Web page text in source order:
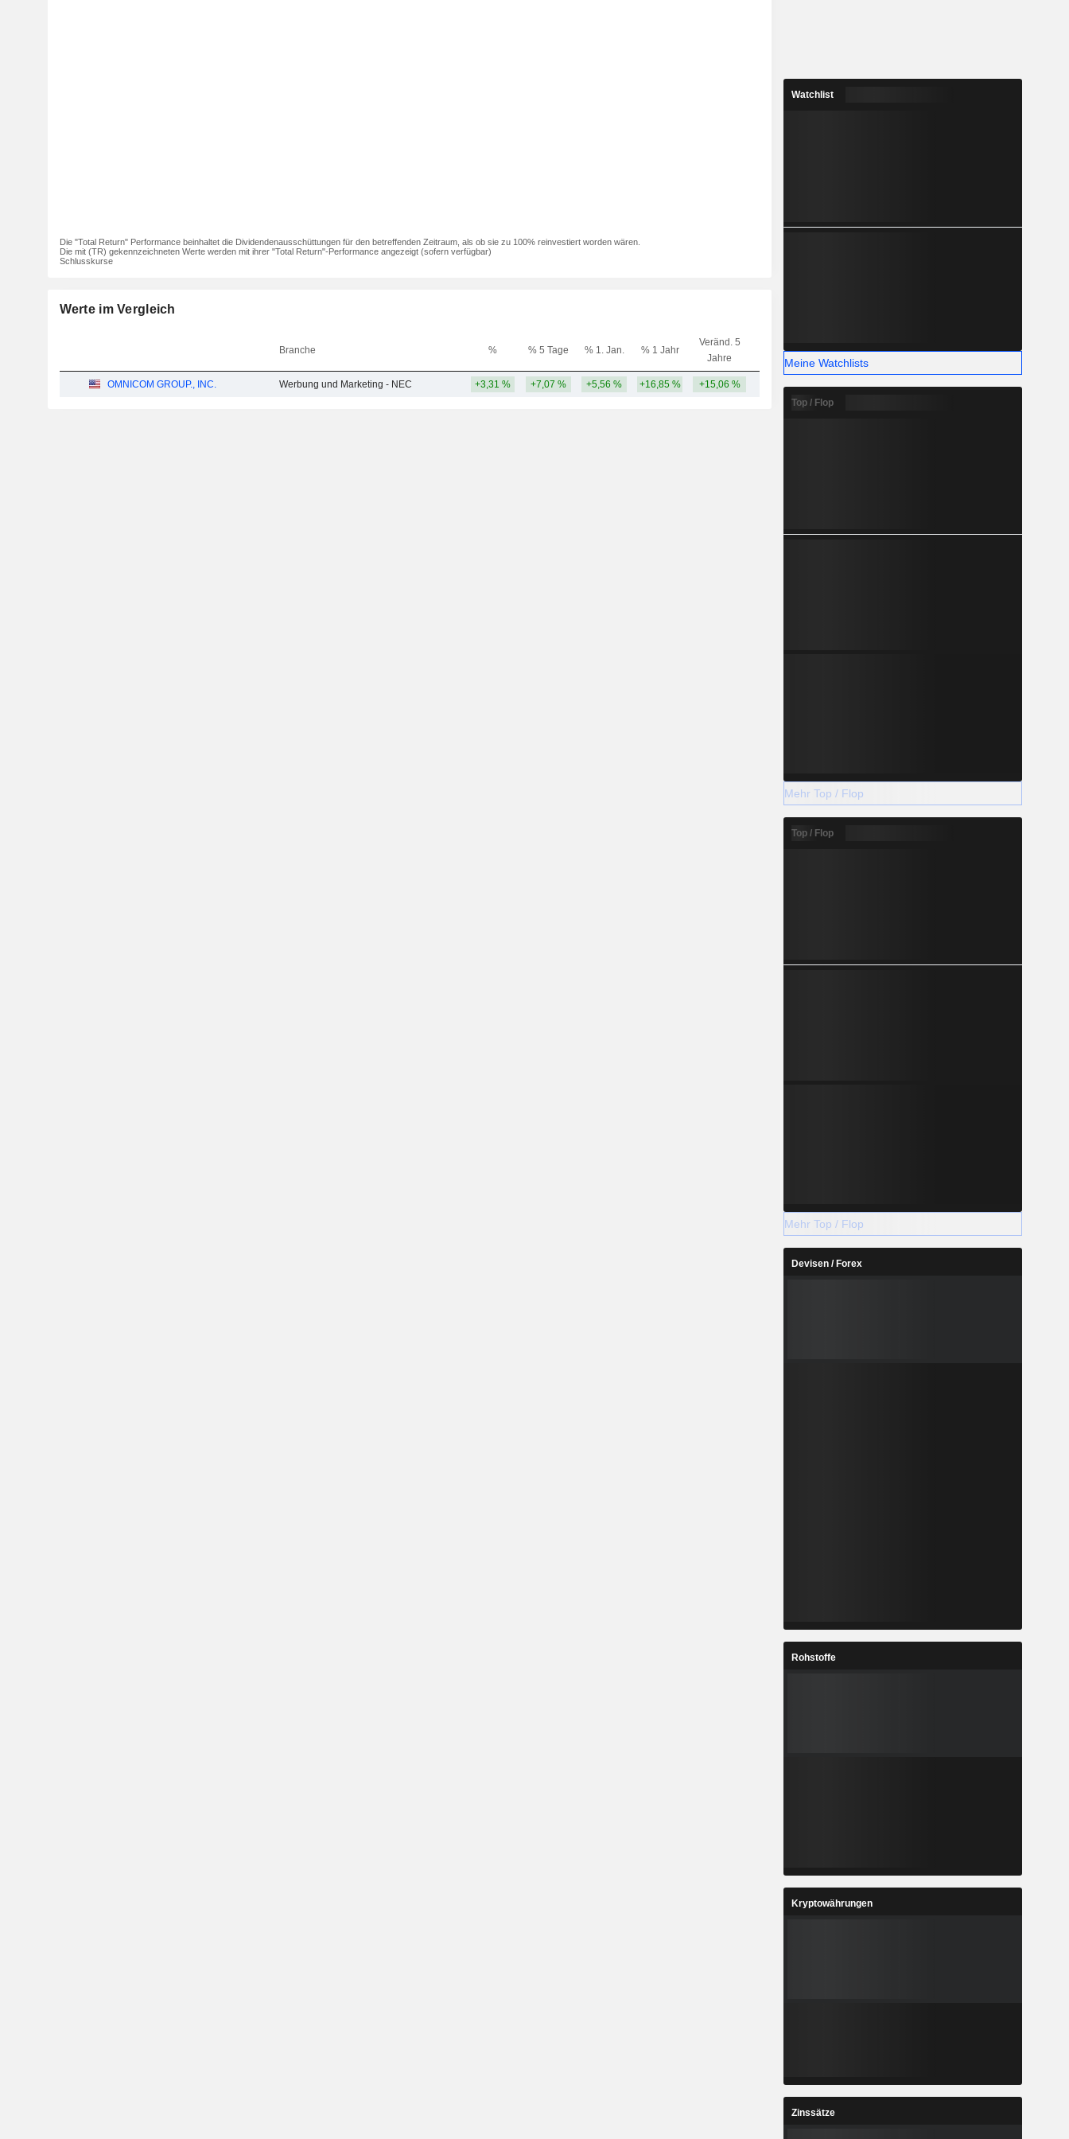
Die "Total Return" Performance beinhaltet die Dividendenausschüttungen für den betreffenden Zeitraum, als ob sie zu 100% reinvestiert worden wären.
Die mit (TR) gekennzeichneten Werte werden mit ihrer "Total Return"-Performance angezeigt (sofern verfügbar)
Schlusskurse
Werte im Vergleich
Branche % % 5 Tage % 1. Jan. % 1 Jahr
Veränd. 5
Jahre
Kap. KF MF LF
OMNICOM GROUP., INC. Werbung und Marketing - NEC +3,31 % +7,07 % +5,56 % +16,85 % +15,06 % 22,64 Mrd.
Watchlist
Meine Watchlists
Top / Flop
Mehr Top / Flop
Top / Flop
Mehr Top / Flop
Devisen / Forex
Rohstoffe
Kryptowährungen
Zinssätze